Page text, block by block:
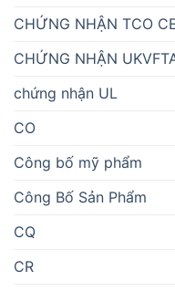
CHỨNG NHẬN TCO
CHỨNG NHẬN
chứng nhận UL
CO
Công bố mỹ phẩm
Công Bố Sản Phẩm
CQ
CR